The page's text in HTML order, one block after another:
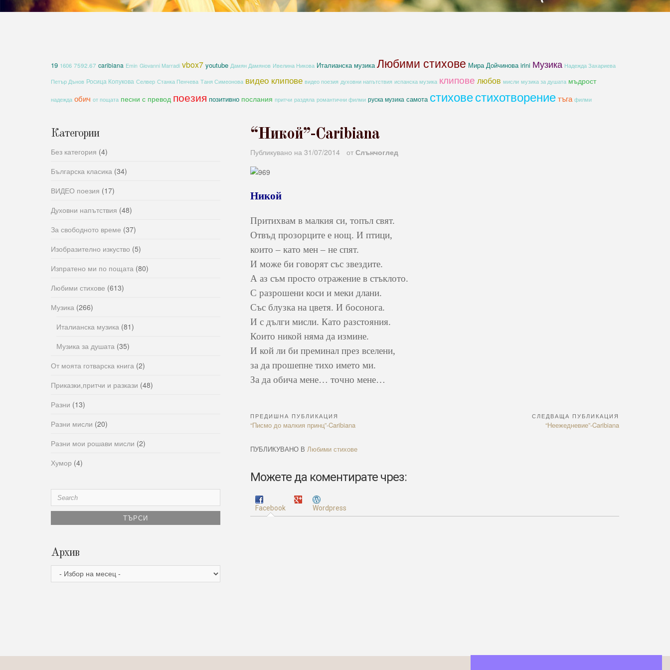
19 1606 7592.67 caribiana Emin Giovanni Marradi vbox7 youtube Дамян Дамянов Ивелина Никова Италианска музика Любими стихове Мира Дойчинова irini Музика Надежда Захариева
Петър Дънов Росица Копукова Селвер Станка Пенчева Таня Симеонова видео клипове видео поезия духовни напътствия испанска музика клипове любов мисли музика за душата мъдрост
надежда обич от пощата песни с превод поезия позитивно послания притчи раздяла романтични филми руска музика самота стиховестихотворениетъга филми
“Никой”-Caribiana
Публикувано на 31/07/2014 от Слънчоглед
Никой
Притихвам в малкия си, топъл свят.
Отвъд прозорците е нощ. И птици,
които – като мен – не спят.
И може би говорят със звездите.
А аз съм просто отражение в стъклото.
С разрошени коси и меки длани.
Със блузка на цветя. И босонога.
И с дълги мисли. Като разстояния.
Които никой няма да измине.
И кой ли би преминал през вселени,
за да прошепне тихо името ми.
За да обича мене… точно мене…
Навигация
ПРЕДИШНА ПУБЛИКАЦИЯ
Previous
“Писмо до малкия принц”-Caribiana
СЛЕДВАЩА ПУБЛИКАЦИЯ
Next
“Неежедневие”-Caribiana
ПУБЛИКУВАНО В Любими стихове
Можете да коментирате чрез:
Facebook Wordpress
Категории
Без категория (4)
Българска класика (34)
ВИДЕО поезия (17)
Духовни напътствия (48)
За свободното време (37)
Изобразително изкуство (5)
Изпратено ми по пощата (80)
Любими стихове (613)
Музика (266)
Италианска музика (81)
Музика за душата (35)
От моята готварска книга (2)
Приказки,притчи и разкази (48)
Разни (13)
Разни мисли (20)
Разни мои рошави мисли (2)
Хумор (4)
Search
for:
Архив
Архив